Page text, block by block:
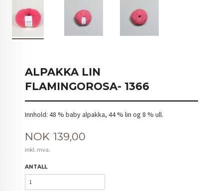
ALPAKKA LIN
FLAMINGOROSA- 1366
Innhold: 48 % baby alpakka, 44 % lin og 8 % ull.
Pris
NOK 139,00
inkl. mva.
ANTALL